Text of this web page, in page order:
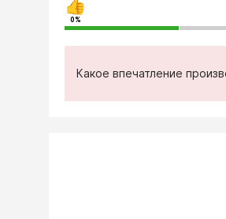
0%
Какое впечатление